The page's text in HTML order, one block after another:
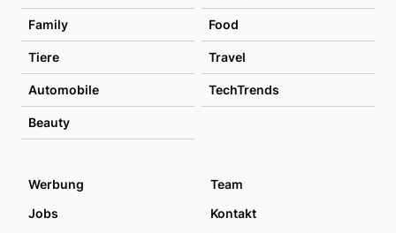
Family Food
Tiere Travel
Automobile TechTrends
Beauty
Werbung
Team
Jobs
Kontakt